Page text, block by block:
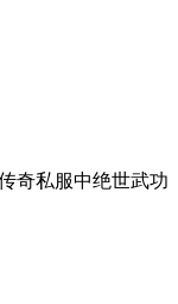
奇私服中绝世武功